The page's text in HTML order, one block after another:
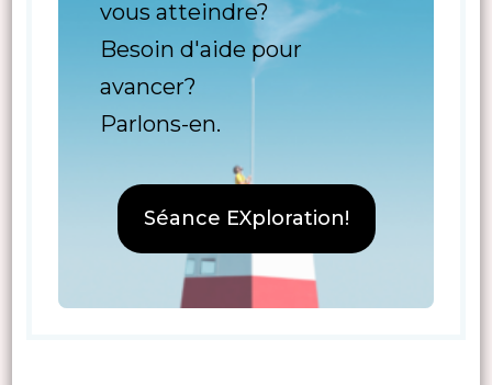
vous atteindre?
Besoin d'aide pour
avancer?
Parlons-en.
Séance EXploration!